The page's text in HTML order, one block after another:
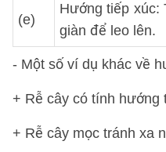
(e)
Hướng tiếp xúc:
giàn để leo lên.
- Một số ví dụ khác về
+ Rễ cây có tính hướng
+ Rễ cây mọc tránh xa